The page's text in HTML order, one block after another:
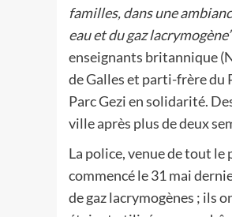
familles, dans une
eau et du gaz
enseignants britannique
de Galles et parti-frère du
Parc Gezi en solidarité.
ville après plus de deux
La police, venue de tout le
commencé le 31 mai
de gaz lacrymogènes ; ils